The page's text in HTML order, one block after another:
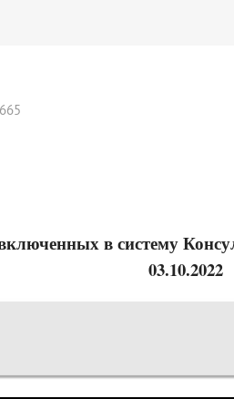
665
в систему
03.10.2022